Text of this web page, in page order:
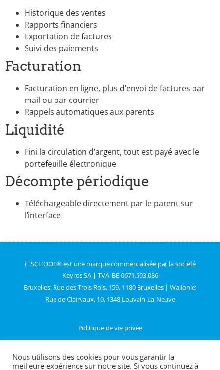
Historique des ventes
Rapports financiers
Exportation de factures
Suivi des paiements
Facturation
Facturation en ligne, plus d’envoi de factures par
mail ou par courrier
Rappels automatiques aux parents
Liquidité
Fini la circulation d’argent, tout est payé avec le
portefeuille électronique
Décompte périodique
Téléchargeable directement par le parent sur
l’interface
iT.SCHOOL® est une marque commercialisée par la société
Keyros SA | TVA: BE 0671.503.086
Bruxelles: Rue des Trois Rois, 159, 1180 Bruxelles | Wallonie:
Rue de Clairvaux, 10, 1348 Louvain-La-Neuve
Politique de vie privée
Contactez-nous
Nous utilisons des cookies pour vous garantir la
meilleure expérience sur notre site. Si vous continuez à